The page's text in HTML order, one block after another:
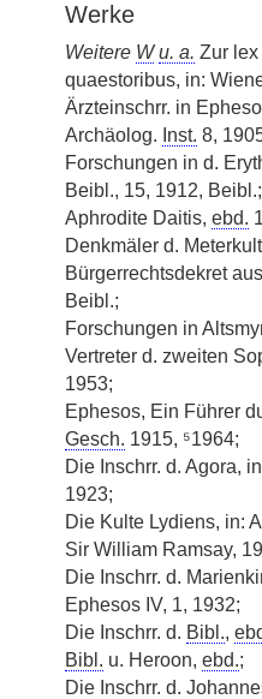
Werke
Weitere W u. a. Zur
quaestoribus, in:
Ärzteinschrr. in
Archäolog. Inst. 8,
Forschungen in d.
Beibl., 15, 1912, Beibl.;
Aphrodite Daitis, ebd.
Denkmäler d.
Bürgerrechtsdekret
Beibl.;
Forschungen in
Vertreter d. zweiten
1953;
Ephesos, Ein Führer
Gesch. 1915, ⁵1964;
Die Inschrr. d. Agora,
1923;
Die Kulte Lydiens, in:
Sir William Ramsay,
Die Inschrr. d.
Ephesos IV, 1, 1932;
Die Inschrr. d. Bibl.,
Bibl. u. Heroon, ebd.;
Die Inschrr. d.